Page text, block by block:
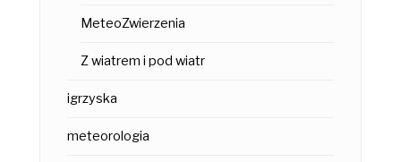
MeteoZwierzenia
Z wiatrem i pod wiatr
igrzyska
meteorologia